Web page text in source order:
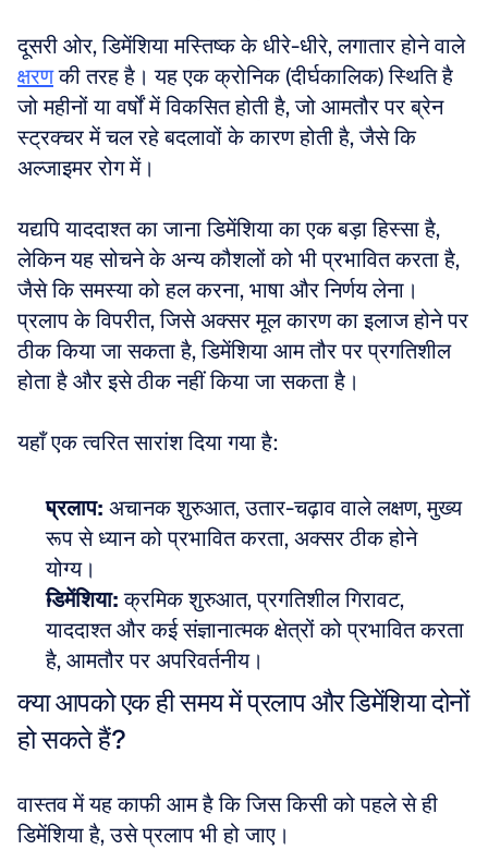
दूसरी ओर, डिमेंशिया मस्तिष्क के धीरे-धीरे, लगातार होने वाले
क्षरण की तरह है। यह एक क्रोनिक (दीर्घकालिक) स्थिति है
जो महीनों या वर्षों में विकसित होती है, जो आमतौर पर ब्रेन
स्ट्रक्चर में चल रहे बदलावों के कारण होती है, जैसे कि
अल्जाइमर रोग में।
यद्यपि याददाश्त का जाना डिमेंशिया का एक बड़ा हिस्सा है,
लेकिन यह सोचने के अन्य कौशलों को भी प्रभावित करता है,
जैसे कि समस्या को हल करना, भाषा और निर्णय लेना।
प्रलाप के विपरीत, जिसे अक्सर मूल कारण का इलाज होने पर
ठीक किया जा सकता है, डिमेंशिया आम तौर पर प्रगतिशील
होता है और इसे ठीक नहीं किया जा सकता है।
यहाँ एक त्वरित सारांश दिया गया है:
प्रलाप: अचानक शुरुआत, उतार-चढ़ाव वाले लक्षण, मुख्य
रूप से ध्यान को प्रभावित करता, अक्सर ठीक होने
योग्य।
डिमेंशिया: क्रमिक शुरुआत, प्रगतिशील गिरावट,
याददाश्त और कई संज्ञानात्मक क्षेत्रों को प्रभावित करता
है, आमतौर पर अपरिवर्तनीय।
क्या आपको एक ही समय में प्रलाप और डिमेंशिया दोनों
हो सकते हैं?
वास्तव में यह काफी आम है कि जिस किसी को पहले से ही
डिमेंशिया है, उसे प्रलाप भी हो जाए।